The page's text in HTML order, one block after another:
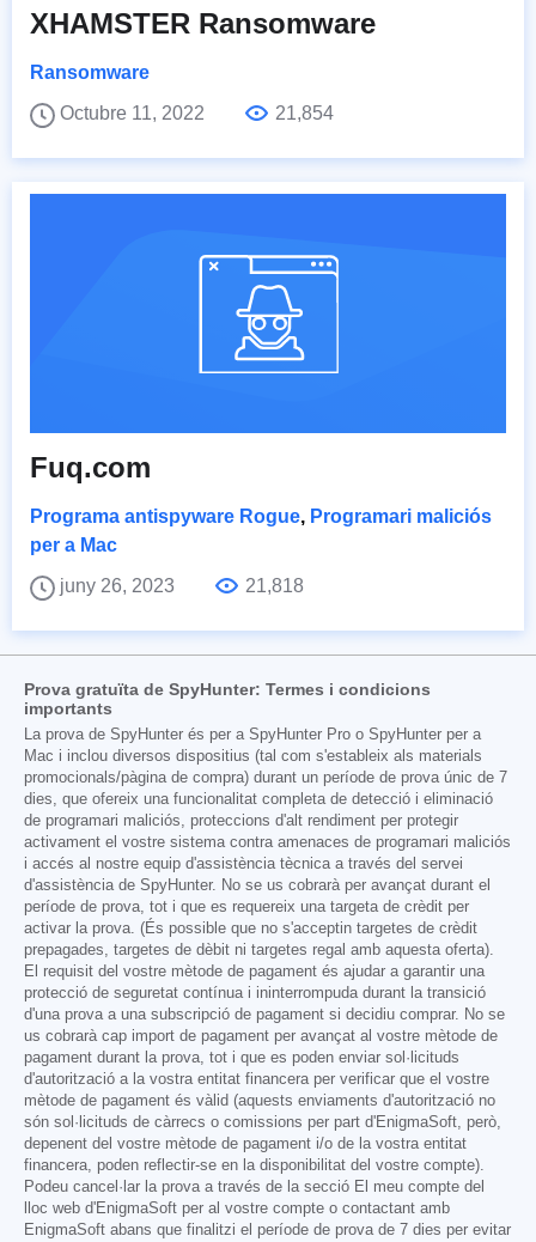
XHAMSTER Ransomware
Ransomware
Octubre 11, 2022
21,854
Fuq.com
Programa antispyware Rogue, Programari maliciós
per a Mac
juny 26, 2023
21,818
Prova gratuïta de SpyHunter: Termes i condicions
importants
La prova de SpyHunter és per a SpyHunter Pro o SpyHunter per a
Mac i inclou diversos dispositius (tal com s'estableix als materials
promocionals/pàgina de compra) durant un període de prova únic de 7
dies, que ofereix una funcionalitat completa de detecció i eliminació
de programari maliciós, proteccions d'alt rendiment per protegir
activament el vostre sistema contra amenaces de programari maliciós
i accés al nostre equip d'assistència tècnica a través del servei
d'assistència de SpyHunter. No se us cobrarà per avançat durant el
període de prova, tot i que es requereix una targeta de crèdit per
activar la prova. (És possible que no s'acceptin targetes de crèdit
prepagades, targetes de dèbit ni targetes regal amb aquesta oferta).
El requisit del vostre mètode de pagament és ajudar a garantir una
protecció de seguretat contínua i ininterrompuda durant la transició
d'una prova a una subscripció de pagament si decidiu comprar. No se
us cobrarà cap import de pagament per avançat al vostre mètode de
pagament durant la prova, tot i que es poden enviar sol·licituds
d'autorització a la vostra entitat financera per verificar que el vostre
mètode de pagament és vàlid (aquests enviaments d'autorització no
són sol·licituds de càrrecs o comissions per part d'EnigmaSoft, però,
depenent del vostre mètode de pagament i/o de la vostra entitat
financera, poden reflectir-se en la disponibilitat del vostre compte).
Podeu cancel·lar la prova a través de la secció El meu compte del
lloc web d'EnigmaSoft per al vostre compte o contactant amb
EnigmaSoft abans que finalitzi el període de prova de 7 dies per evitar